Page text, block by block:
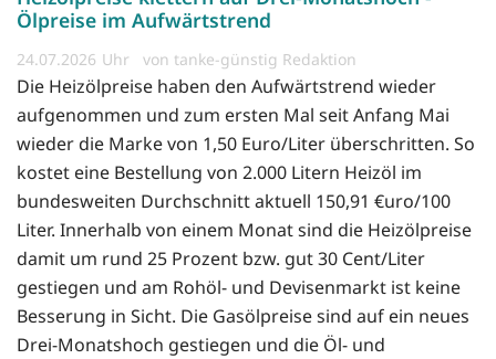
Ölpreise im Aufwärtstrend
24.07.2026 von tanke-günstig Redaktion
Die Heizölpreise haben den Aufwärtstrend wieder
aufgenommen und zum ersten Mal seit Anfang Mai
wieder die Marke von 1,50 Euro/Liter überschritten. So
kostet eine Bestellung von 2.000 Litern Heizöl im
bundesweiten Durchschnitt aktuell 150,91 €uro/100
Liter. Innerhalb von einem Monat sind die Heizölpreise
damit um rund 25 Prozent bzw. gut 30 Cent/Liter
gestiegen und am Rohöl- und Devisenmarkt ist keine
Besserung in Sicht. Die Gasölpreise sind auf ein neues
Drei-Monatshoch gestiegen und die Öl- und